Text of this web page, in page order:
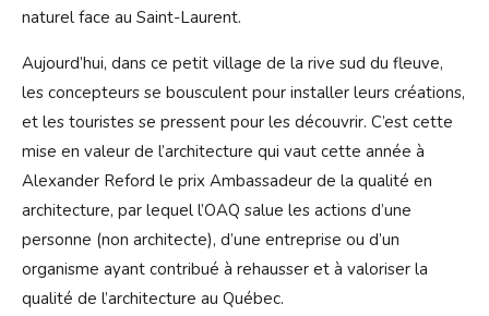
naturel face au Saint-Laurent.
Aujourd’hui, dans ce petit village de la rive sud du fleuve,
les concepteurs se bousculent pour installer leurs créations,
et les touristes se pressent pour les découvrir. C’est cette
mise en valeur de l’architecture qui vaut cette année à
Alexander Reford le prix Ambassadeur de la qualité en
architecture, par lequel l’OAQ salue les actions d’une
personne (non architecte), d’une entreprise ou d’un
organisme ayant contribué à rehausser et à valoriser la
qualité de l’architecture au Québec.